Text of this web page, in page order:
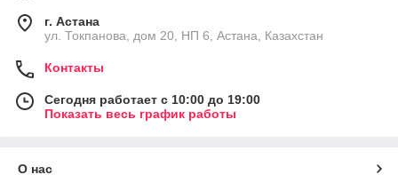
г. Астана
ул. Токпанова, дом 20, НП 6, Астана, Казахстан
Контакты
Сегодня работает с 10:00 до 19:00
Показать весь график работы
О нас